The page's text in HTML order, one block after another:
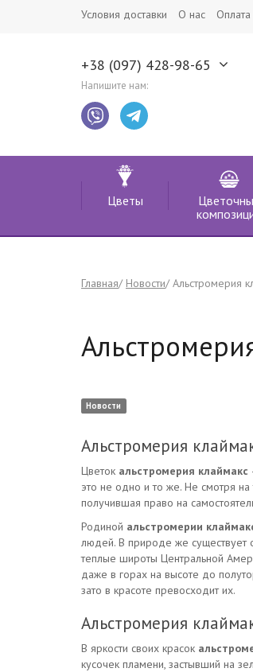
Условия доставки О нас Оплата
+38 (097) 428-98-65
Напишите нам:
Цветы
Главная Новости Альстромерия
Новости
Альстромерия
Цветок альстромерия клаймакс
это не одно и то же. Не смотря
получившая право на
Родиной альстромерии
людей. В природе же существует
теплые широты Центральной
даже в горах на высоте до
зато в красоте превосходит их.
Альстромерия
В яркости своих красок
кусочек пламени, застывший на